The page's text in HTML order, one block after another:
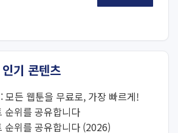
기 콘텐츠
모든 웹툰을 무료로, 가장 빠르게!
순위를 공유합니다
순위를 공유합니다 (2026)